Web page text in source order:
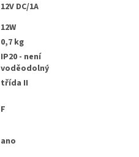
12V DC/1A
12W
0,7 kg
IP20 - není
voděodolný
třída II
F
ano